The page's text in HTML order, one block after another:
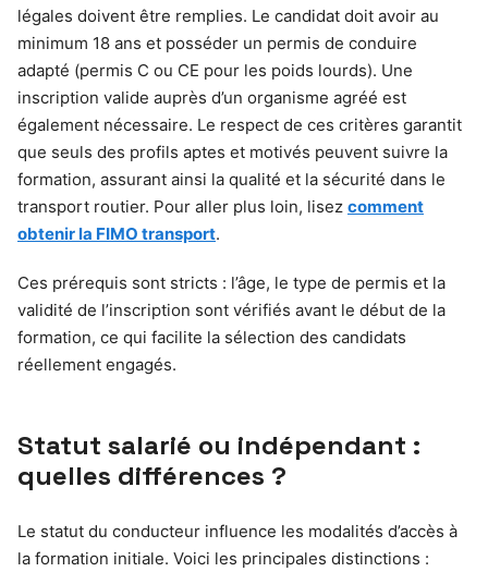
légales doivent être remplies. Le candidat doit avoir au
minimum 18 ans et posséder un permis de conduire
adapté (permis C ou CE pour les poids lourds). Une
inscription valide auprès d’un organisme agréé est
également nécessaire. Le respect de ces critères garantit
que seuls des profils aptes et motivés peuvent suivre la
formation, assurant ainsi la qualité et la sécurité dans le
transport routier. Pour aller plus loin, lisez comment
obtenir la FIMO transport.
Ces prérequis sont stricts : l’âge, le type de permis et la
validité de l’inscription sont vérifiés avant le début de la
formation, ce qui facilite la sélection des candidats
réellement engagés.
Statut salarié ou indépendant :
quelles différences ?
Le statut du conducteur influence les modalités d’accès à
la formation initiale. Voici les principales distinctions :